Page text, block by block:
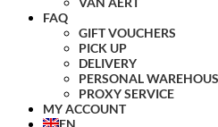
FAQ
GIFT VOUCHERS
PICK UP
DELIVERY
PERSONAL
PROXY SERVICE
MY ACCOUNT
EN